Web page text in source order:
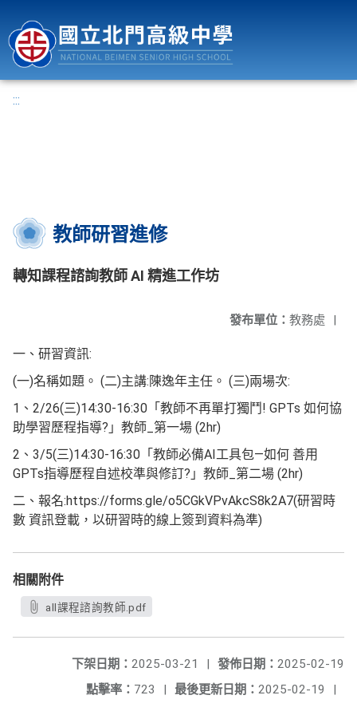
:::
教師研習進修
轉知課程諮詢教師 AI 精進工作坊
發布單位： 教務處 |
一、研習資訊:
(一)名稱如題。 (二)主講:陳逸年主任。 (三)兩場次:
1、2/26(三)14:30-16:30「教師不再單打獨鬥! GPTs 如何協
助學習歷程指導?」教師_第一場 (2hr)
2、3/5(三)14:30-16:30「教師必備AI工具包—如何 善用
GPTs指導歷程自述校準與修訂?」教師_第二場 (2hr)
二、報名:https://forms.gle/o5CGkVPvAkcS8k2A7(研習時
數 資訊登載，以研習時的線上簽到資料為準)
相關附件
all課程諮詢教師.pdf
發佈日期： 2025-02-19
下架日期： 2025-03-21
|
最後更新日期： 2025-02-19 |
點擊率： 723 |